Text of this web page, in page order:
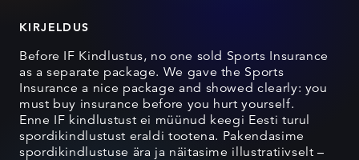
KIRJELDUS
Before IF Kindlustus, no one sold Sports Insurance
as a separate package. We gave the Sports
Insurance a nice package and showed clearly: you
must buy insurance before you hurt yourself.
Enne IF kindlustust ei müünud keegi Eesti turul
spordikindlustust eraldi tootena. Pakendasime
spordikindlustuse ära ja näitasime illustratiivselt –